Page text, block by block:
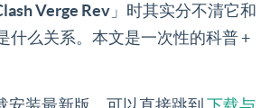
Verge Rev 」时其实分不清它和
什么关系。本文是一次性的科普 +